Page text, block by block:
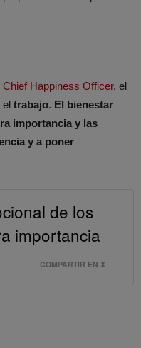
Chief Happiness Officer, el
el trabajo. El bienestar
importancia y las
y a poner
de los
importancia
COMPARTIR EN X